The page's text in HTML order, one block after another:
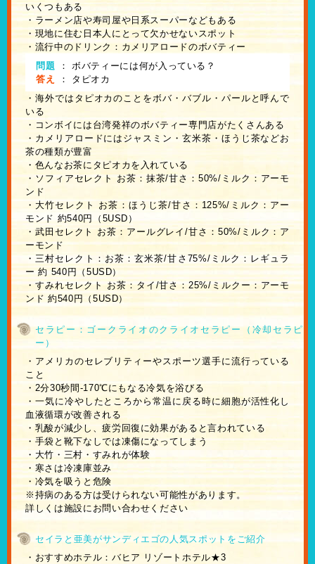
いくつもある
・ラーメン店や寿司屋や日系スーパーなどもある
・現地に住む日本人にとって欠かせないスポット
・流行中のドリンク：カメリアロードのボバティー
問題
： ボバティーには何が入っている？
答え
： タピオカ
・海外ではタピオカのことをボバ・バブル・パールと呼んで
いる
・コンボイには台湾発祥のボバティー専門店がたくさんある
・カメリアロードにはジャスミン・玄米茶・ほうじ茶などお
茶の種類が豊富
・色んなお茶にタピオカを入れている
・ソフィアセレクト お茶：抹茶/甘さ：50%/ミルク：アーモ
ンド
・大竹セレクト お茶：ほうじ茶/甘さ：125%/ミルク：アー
モンド 約540円（5USD）
・武田セレクト お茶：アールグレイ/甘さ：50%/ミルク：ア
ーモンド
・三村セレクト：お茶：玄米茶/甘さ75%/ミルク：レギュラ
ー 約 540円（5USD）
・すみれセレクト お茶：タイ/甘さ：25%/ミルクー：アーモ
ンド 約540円（5USD）
セラピー：ゴークライオのクライオセラピー（冷却セラピ
ー）
・アメリカのセレブリティーやスポーツ選手に流行っている
こと
・2分30秒間-170℃にもなる冷気を浴びる
・一気に冷やしたところから常温に戻る時に細胞が活性化し
血液循環が改善される
・乳酸が減少し、疲労回復に効果があると言われている
・手袋と靴下なしでは凍傷になってしまう
・大竹・三村・すみれが体験
・寒さは冷凍庫並み
・冷気を吸うと危険
※持病のある方は受けられない可能性があります。
詳しくは施設にお問い合わせください
セイラと亜美がサンディエゴの人気スポットをご紹介
・おすすめホテル：バヒア リゾートホテル★3